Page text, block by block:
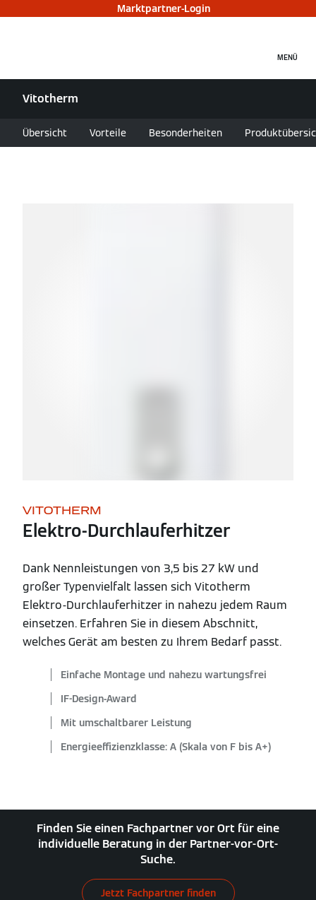
Marktpartner-Login
MENÜ
Vitotherm
Übersicht Vorteile Besonderheiten
VITOTHERM
Elektro-Durchlauferhitzer
Dank Nennleistungen von 3,5 bis 27 kW und
großer Typenvielfalt lassen sich Vitotherm
Elektro-Durchlauferhitzer in nahezu jedem Raum
einsetzen. Erfahren Sie in diesem Abschnitt,
welches Gerät am besten zu Ihrem Bedarf passt.
Einfache Montage und nahezu wartungsfrei
IF-Design-Award
Mit umschaltbarer Leistung
Energieeffizienzklasse: A (Skala von F bis A+)
Finden Sie einen Fachpartner vor Ort für eine
individuelle Beratung in der Partner-vor-Ort-
Suche.
Jetzt Fachpartner finden